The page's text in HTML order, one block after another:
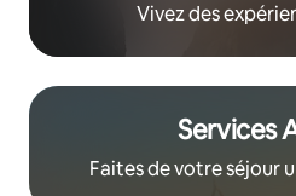
Vivez des
Services
Faites de votre séjour